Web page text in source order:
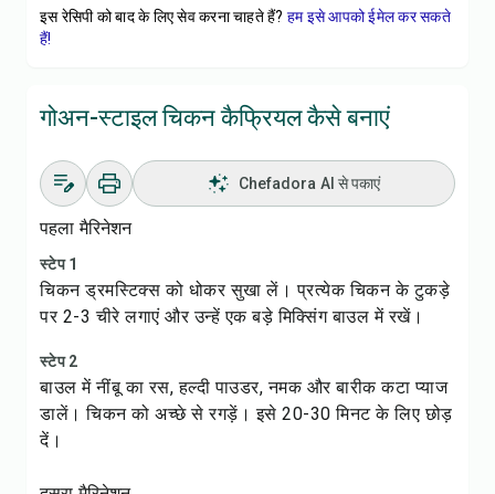
इस रेसिपी को बाद के लिए सेव करना चाहते हैं? हम इसे आपको ईमेल कर सकते
हैं!
गोअन-स्टाइल चिकन कैफ्रियल कैसे बनाएं
Chefadora AI से पकाएं
पहला मैरिनेशन
स्टेप 1
चिकन ड्रमस्टिक्स को धोकर सुखा लें। प्रत्येक चिकन के टुकड़े
पर 2-3 चीरे लगाएं और उन्हें एक बड़े मिक्सिंग बाउल में रखें।
स्टेप 2
बाउल में नींबू का रस, हल्दी पाउडर, नमक और बारीक कटा प्याज
डालें। चिकन को अच्छे से रगड़ें। इसे 20-30 मिनट के लिए छोड़
दें।